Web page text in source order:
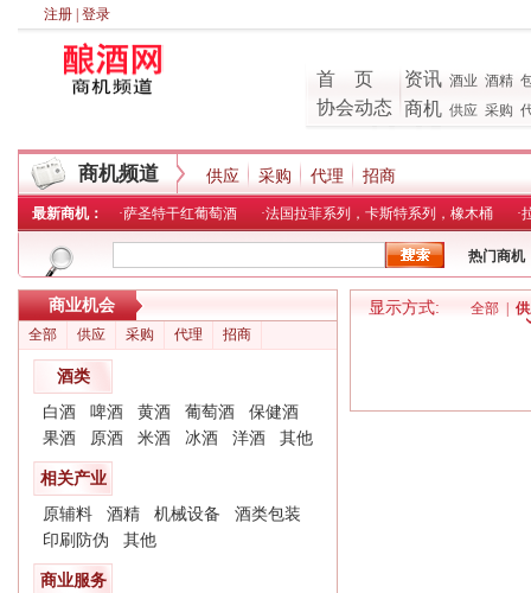
注册 登录
首 页
协会动态
资讯 酒业 酒精
商机 供应 采购
商机频道 供应 采购 代理 招商
最新商机： ·萨圣特干红葡萄酒 ·法国拉菲系列，卡斯特系列，橡木桶 ·
热门商机
商业机会
全部 供应 采购 代理 招商
酒类
白酒
啤酒 黄酒 葡萄酒
保健酒
果酒
原酒 米酒 冰酒 洋酒 其他
相关产业
原辅料
酒精 机械设备
酒类包装
印刷防伪
其他
商业服务
显示方式: 全部